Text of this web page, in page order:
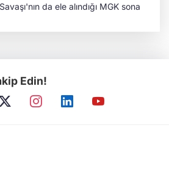
da ele alındığı MGK sona
Edin!